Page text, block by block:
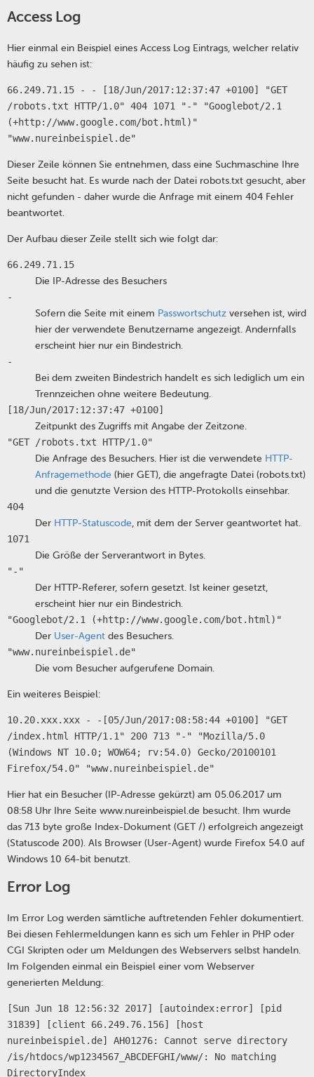
Access Log
Hier einmal ein Beispiel eines Access Log Eintrags, welcher relativ
häufig zu sehen ist:
66.249.71.15 - - [18/Jun/2017:12:37:47 +0100] "GET
/robots.txt HTTP/1.0" 404 1071 "-" "Googlebot/2.1
(+http://www.google.com/bot.html)"
"www.nureinbeispiel.de"
Dieser Zeile können Sie entnehmen, dass eine Suchmaschine Ihre
Seite besucht hat. Es wurde nach der Datei robots.txt gesucht, aber
nicht gefunden - daher wurde die Anfrage mit einem 404 Fehler
beantwortet.
Der Aufbau dieser Zeile stellt sich wie folgt dar:
66.249.71.15
Die IP-Adresse des Besuchers
-
Sofern die Seite mit einem Passwortschutz versehen ist, wird
hier der verwendete Benutzername angezeigt. Andernfalls
erscheint hier nur ein Bindestrich.
-
Bei dem zweiten Bindestrich handelt es sich lediglich um ein
Trennzeichen ohne weitere Bedeutung.
[18/Jun/2017:12:37:47 +0100]
Zeitpunkt des Zugriffs mit Angabe der Zeitzone.
"GET /robots.txt HTTP/1.0"
Die Anfrage des Besuchers. Hier ist die verwendete HTTP-
Anfragemethode (hier GET), die angefragte Datei (robots.txt)
und die genutzte Version des HTTP-Protokolls einsehbar.
404
Der HTTP-Statuscode, mit dem der Server geantwortet hat.
1071
Die Größe der Serverantwort in Bytes.
"-"
Der HTTP-Referer, sofern gesetzt. Ist keiner gesetzt,
erscheint hier nur ein Bindestrich.
"Googlebot/2.1 (+http://www.google.com/bot.html)"
Der User-Agent des Besuchers.
"www.nureinbeispiel.de"
Die vom Besucher aufgerufene Domain.
Ein weiteres Beispiel:
10.20.xxx.xxx - -[05/Jun/2017:08:58:44 +0100] "GET
/index.html HTTP/1.1" 200 713 "-" "Mozilla/5.0
(Windows NT 10.0; WOW64; rv:54.0) Gecko/20100101
Firefox/54.0" "www.nureinbeispiel.de"
Hier hat ein Besucher (IP-Adresse gekürzt) am 05.06.2017 um
08:58 Uhr Ihre Seite www.nureinbeispiel.de besucht. Ihm wurde
das 713 byte große Index-Dokument (GET /) erfolgreich angezeigt
(Statuscode 200). Als Browser (User-Agent) wurde Firefox 54.0 auf
Windows 10 64-bit benutzt.
Error Log
Im Error Log werden sämtliche auftretenden Fehler dokumentiert.
Bei diesen Fehlermeldungen kann es sich um Fehler in PHP oder
CGI Skripten oder um Meldungen des Webservers selbst handeln.
Im Folgenden einmal ein Beispiel einer vom Webserver
generierten Meldung:
[Sun Jun 18 12:56:32 2017] [autoindex:error] [pid
31839] [client 66.249.76.156] [host
nureinbeispiel.de] AH01276: Cannot serve directory
/is/htdocs/wp1234567_ABCDEFGHI/www/: No matching
DirectoryIndex